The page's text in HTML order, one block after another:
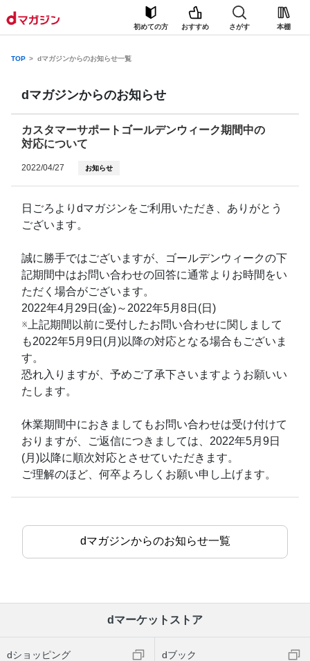
初めての方 おすすめ さがす 本棚
TOP dマガジンからのお知らせ一覧
dマガジンからのお知らせ
カスタマーサポートゴールデンウィーク期間中の
対応について
2022/04/27 お知らせ
日ごろよりdマガジンをご利用いただき、ありがとう
ございます。
誠に勝手ではございますが、ゴールデンウィークの下
記期間中はお問い合わせの回答に通常よりお時間をい
ただく場合がございます。
2022年4月29日(金)～2022年5月8日(日)
※上記期間以前に受付したお問い合わせに関しまして
も2022年5月9日(月)以降の対応となる場合もございま
す。
恐れ入りますが、予めご了承下さいますようお願いい
たします。
休業期間中におきましてもお問い合わせは受け付けて
おりますが、ご返信につきましては、2022年5月9日
(月)以降に順次対応とさせていただきます。
ご理解のほど、何卒よろしくお願い申し上げます。
dマガジンからのお知らせ一覧
dマーケットストア
dショッピング dブック